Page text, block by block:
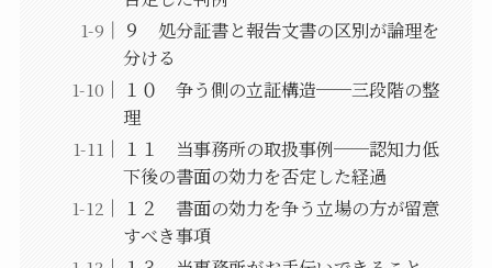
９ 処分証書と報告文書の区別が論理を
分ける
１０ 争う側の立証構造──三段階の整
理
１１ 当事務所の取扱事例──認知力低
下後の書面の効力を否定した経過
１２ 書面の効力を争う立場の方が留意
すべき事項